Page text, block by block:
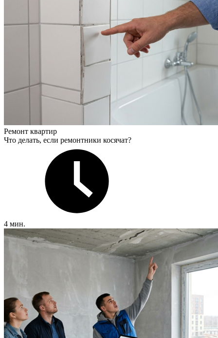
Ремонт квартир
Что делать, если ремонтники косячат?
4 мин.